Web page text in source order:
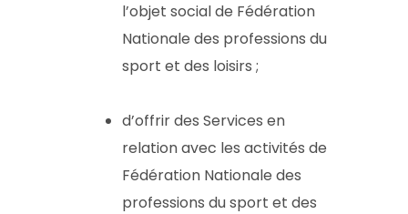
l’objet social de Fédération
Nationale des professions du
sport et des loisirs ;
d’offrir des Services en
relation avec les activités de
Fédération Nationale des
professions du sport et des